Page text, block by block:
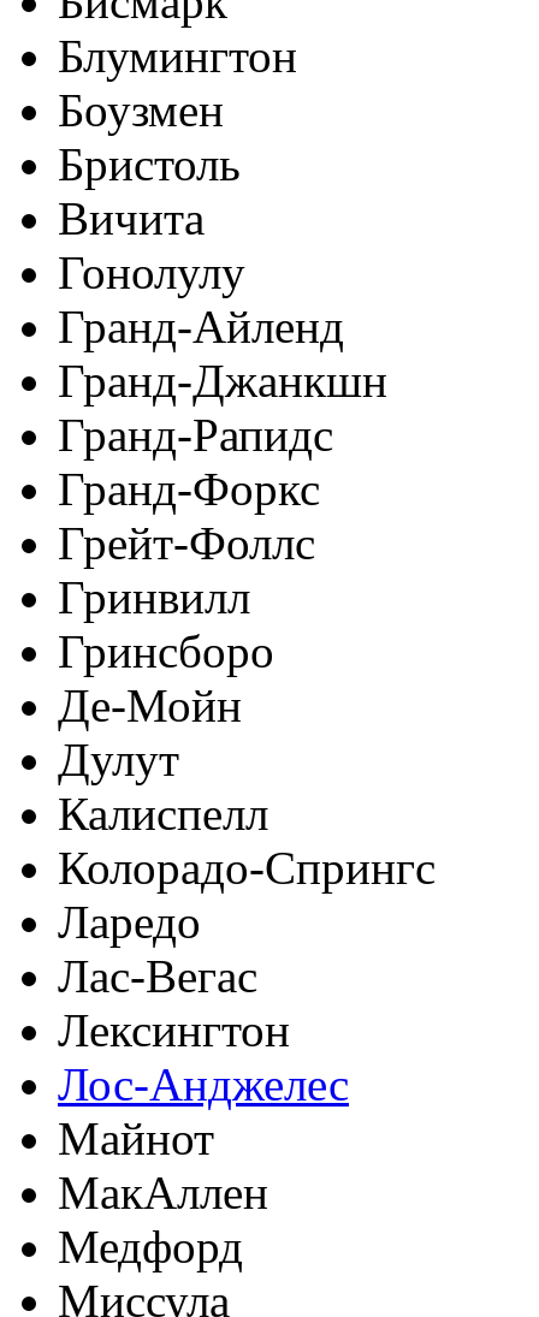
Блумингтон
Боузмен
Бристоль
Вичита
Гонолулу
Гранд-Айленд
Гранд-Джанкшн
Гранд-Рапидс
Гранд-Форкс
Грейт-Фоллс
Гринвилл
Гринсборо
Де-Мойн
Дулут
Калиспелл
Колорадо-Спрингс
Ларедо
Лас-Вегас
Лексингтон
Лос-Анджелес
Майнот
МакАллен
Медфорд
Миссула